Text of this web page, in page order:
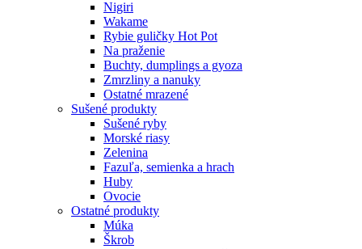
Nigiri
Wakame
Rybie guličky Hot Pot
Na praženie
Buchty, dumplings a gyoza
Zmrzliny a nanuky
Ostatné mrazené
Sušené produkty
Sušené ryby
Morské riasy
Zelenina
Fazuľa, semienka a hrach
Huby
Ovocie
Ostatné produkty
Múka
Škrob